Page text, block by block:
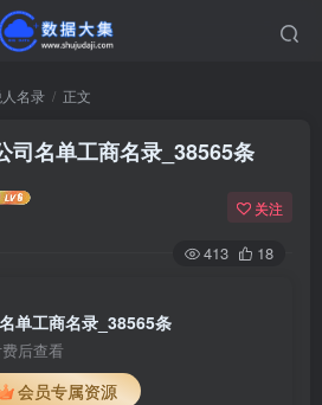
名录 正文
司名单工商名录_38565条
关注
413 18
单工商名录_38565条
后查看
会员专属资源